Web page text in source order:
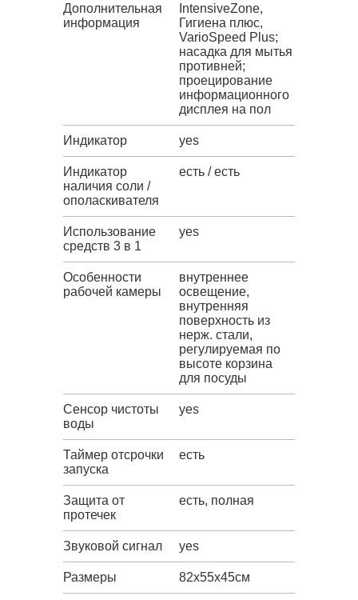
Дополнительная
информация
IntensiveZone,
Гигиена плюс,
VarioSpeed Plus;
насадка для мытья
противней;
проецирование
информационного
дисплея на пол
Индикатор yes
Индикатор
наличия соли /
ополаскивателя
есть / есть
Использование
средств 3 в 1
yes
Особенности
рабочей камеры
внутреннее
освещение,
внутренняя
поверхность из
нерж. стали,
регулируемая по
высоте корзина
для посуды
Сенсор чистоты
воды
yes
Таймер отсрочки
запуска
есть
Защита от
протечек
есть, полная
Звуковой сигнал yes
Размеры 82х55х45см